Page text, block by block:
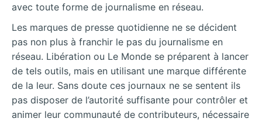
avec toute forme de journalisme en réseau.
Les marques de presse quotidienne ne se décident
pas non plus à franchir le pas du journalisme en
réseau. Libération ou Le Monde se préparent à lancer
de tels outils, mais en utilisant une marque différente
de la leur. Sans doute ces journaux ne se sentent ils
pas disposer de l’autorité suffisante pour contrôler et
animer leur communauté de contributeurs, nécessaire